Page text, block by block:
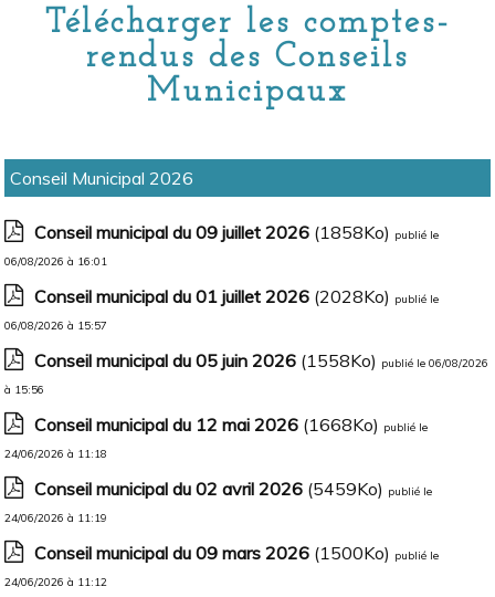
Télécharger les comptes-
rendus des Conseils
Municipaux
Conseil Municipal 2026
Conseil municipal du 09 juillet 2026 (1858Ko) publié le
06/08/2026 à 16:01
Conseil municipal du 01 juillet 2026 (2028Ko) publié le
06/08/2026 à 15:57
Conseil municipal du 05 juin 2026 (1558Ko) publié le 06/08/2026
à 15:56
Conseil municipal du 12 mai 2026 (1668Ko) publié le
24/06/2026 à 11:18
Conseil municipal du 02 avril 2026 (5459Ko) publié le
24/06/2026 à 11:19
Conseil municipal du 09 mars 2026 (1500Ko) publié le
24/06/2026 à 11:12